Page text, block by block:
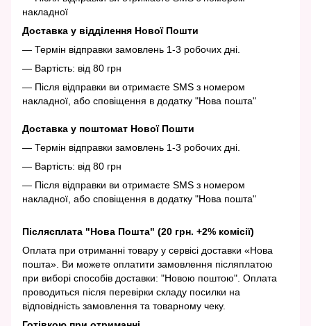
накладної
Доставка у відділення Нової Пошти
— Термін відправки замовлень 1-3 робочих дні.
— Вартість: від 80 грн
— Після відправки ви отримаєте SMS з номером
накладної, або сповіщення в додатку "Нова пошта"
Доставка у поштомат Нової Пошти
— Термін відправки замовлень 1-3 робочих дні.
— Вартість: від 80 грн
— Після відправки ви отримаєте SMS з номером
накладної, або сповіщення в додатку "Нова пошта"
Післясплата "Нова Пошта" (20 грн. +2% комісії)
Оплата при отриманні товару у сервісі доставки «Нова
пошта». Ви можете оплатити замовлення післяплатою
при виборі способів доставки: "Новою поштою". Оплата
проводиться після перевірки складу посилки на
відповідність замовлення та товарному чеку.